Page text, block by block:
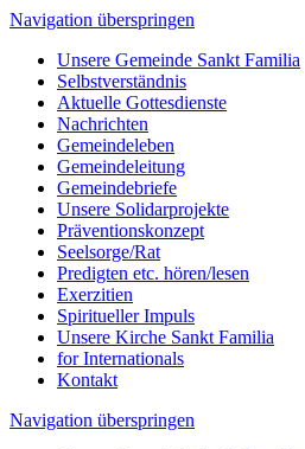
Navigation überspringen
Unsere Gemeinde Sankt Familia
Selbstverständnis
Aktuelle Gottesdienste
Nachrichten
Gemeindeleben
Gemeindeleitung
Gemeindebriefe
Unsere Solidarprojekte
Präventionskonzept
Seelsorge/Rat
Predigten etc. hören/lesen
Exerzitien
Spiritueller Impuls
Unsere Kirche Sankt Familia
for Internationals
Kontakt
Navigation überspringen